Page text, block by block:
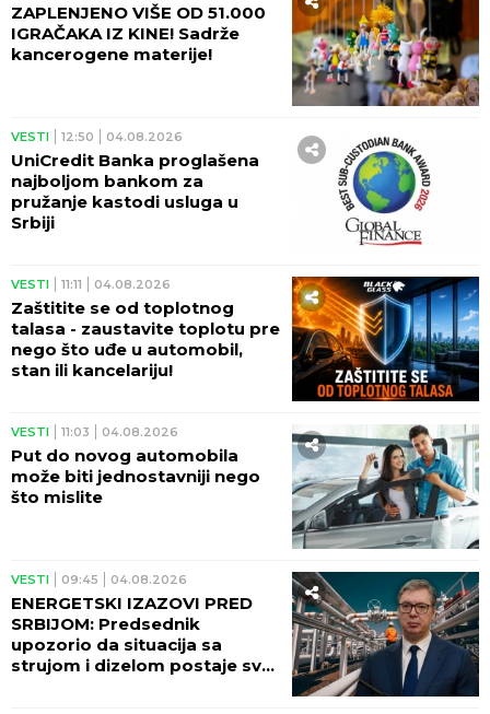
ZAPLENJENO VIŠE OD 51.000
IGRAČAKA IZ KINE! Sadrže
kancerogene materije!
VESTI 12:50 04.08.2026
UniCredit Banka proglašena
najboljom bankom za
pružanje kastodi usluga u
Srbiji
VESTI 11:11 04.08.2026
Zaštitite se od toplotnog
talasa - zaustavite toplotu pre
nego što uđe u automobil,
stan ili kancelariju!
VESTI 11:03 04.08.2026
Put do novog automobila
može biti jednostavniji nego
što mislite
VESTI 09:45 04.08.2026
ENERGETSKI IZAZOVI PRED
SRBIJOM: Predsednik
upozorio da situacija sa
strujom i dizelom postaje sve